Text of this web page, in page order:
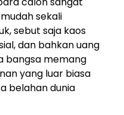
sekali
sebut saja kaos
dan bahkan uang
bangsa memang
yang luar biasa
belahan dunia